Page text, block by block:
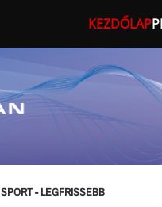
KEZDŐLAP
SPORT - LEGFRISSEBB